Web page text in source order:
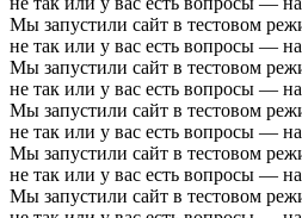
Мы запустили сайт в тестовом
не так или у вас есть вопросы —
Мы запустили сайт в тестовом
не так или у вас есть вопросы —
Мы запустили сайт в тестовом
не так или у вас есть вопросы —
Мы запустили сайт в тестовом
не так или у вас есть вопросы —
Мы запустили сайт в тестовом